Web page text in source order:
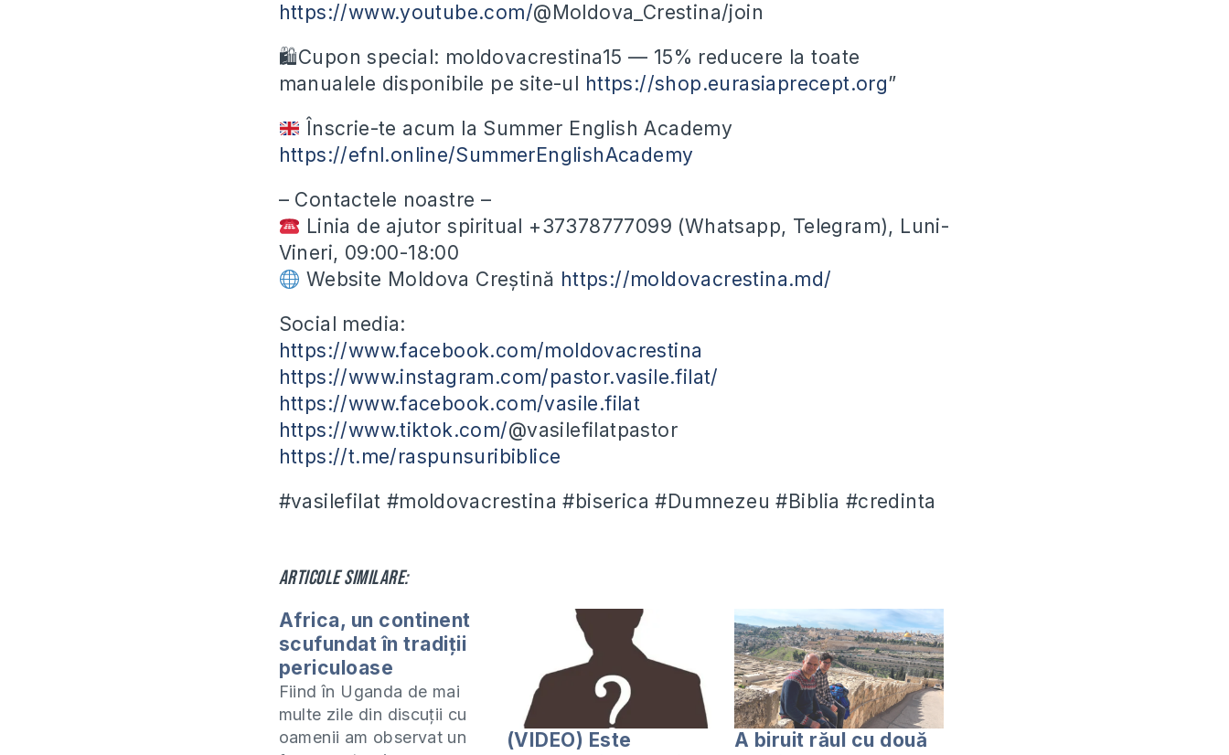
https://www.youtube.com/@Moldova_Crestina/join
🛍Cupon special: moldovacrestina15 — 15% reducere la toate
manualele disponibile pe site-ul
https://shop.eurasiaprecept.org”
Înscrie-te acum la Summer English Academy
https://efnl.online/SummerEnglishAcademy
– Contactele noastre –
Linia de ajutor spiritual +37378777099 (Whatsapp, Telegram), Luni-
Vineri, 09:00-18:00
Website Moldova Creștină https://moldovacrestina.md/
Social media:
https://www.facebook.com/moldovacrestina
https://www.instagram.com/pastor.vasile.filat/
https://www.facebook.com/vasile.filat
https://www.tiktok.com/@vasilefilatpastor
https://t.me/raspunsuribiblice
#vasilefilat #moldovacrestina #biserica #Dumnezeu #Biblia #credinta
Articole similare:
Africa, un continent
scufundat în tradiții
periculoase
Fiind în Uganda de mai
multe zile din discuții cu
oamenii am observat un
(VIDEO) Este
A biruit răul cu două